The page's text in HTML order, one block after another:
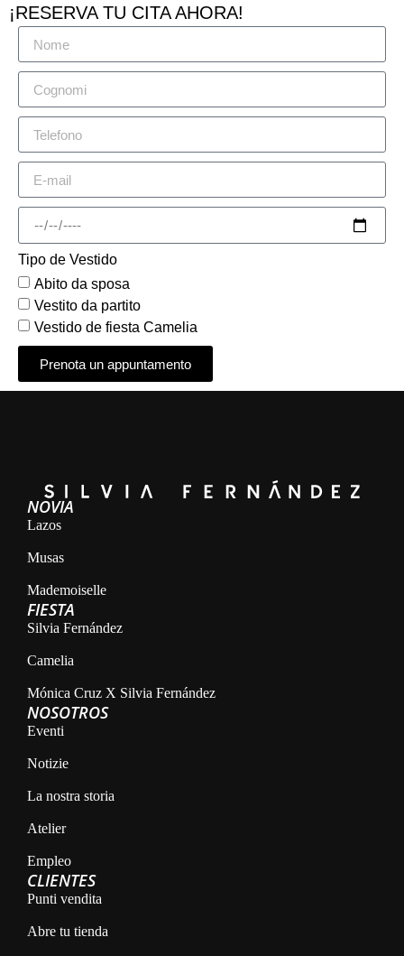
¡RESERVA TU CITA AHORA!
Tipo de Vestido
Abito da sposa
Vestito da partito
Vestido de fiesta Camelia
Prenota un appuntamento
Alternative:
NOVIA
Lazos
Musas
Mademoiselle
FIESTA
Silvia Fernández
Camelia
Mónica Cruz X Silvia Fernández
NOSOTROS
Eventi
Notizie
La nostra storia
Atelier
Empleo
CLIENTES
Punti vendita
Abre tu tienda